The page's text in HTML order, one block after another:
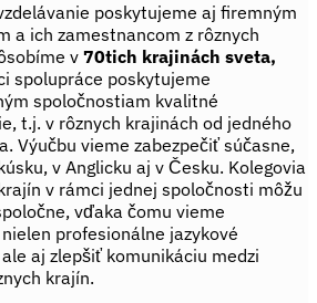
poskytujeme aj firemným
a ich zamestnancom z rôznych
v 70tich krajinách sveta,
spolupráce poskytujeme
spoločnostiam kvalitné
t.j. v rôznych krajinách od jedného
Výučbu vieme zabezpečiť súčasne,
v Anglicku aj v Česku. Kolegovia
v rámci jednej spoločnosti môžu
vďaka čomu vieme
profesionálne jazykové
aj zlepšiť komunikáciu medzi
krajín.